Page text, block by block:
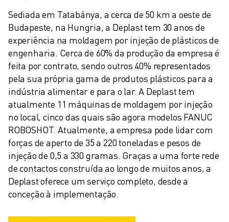
Sediada em Tatabánya, a cerca de 50 km a oeste de
Budapeste, na Hungria, a Deplast tem 30 anos de
experiência na moldagem por injeção de plásticos de
engenharia. Cerca de 60% da produção da empresa é
feita por contrato, sendo outros 40% representados
pela sua própria gama de produtos plásticos para a
indústria alimentar e para o lar. A Deplast tem
atualmente 11 máquinas de moldagem por injeção
no local, cinco das quais são agora modelos FANUC
ROBOSHOT. Atualmente, a empresa pode lidar com
forças de aperto de 35 a 220 toneladas e pesos de
injeção de 0,5 a 330 gramas. Graças a uma forte rede
de contactos construída ao longo de muitos anos, a
Deplast oferece um serviço completo, desde a
conceção à implementação.